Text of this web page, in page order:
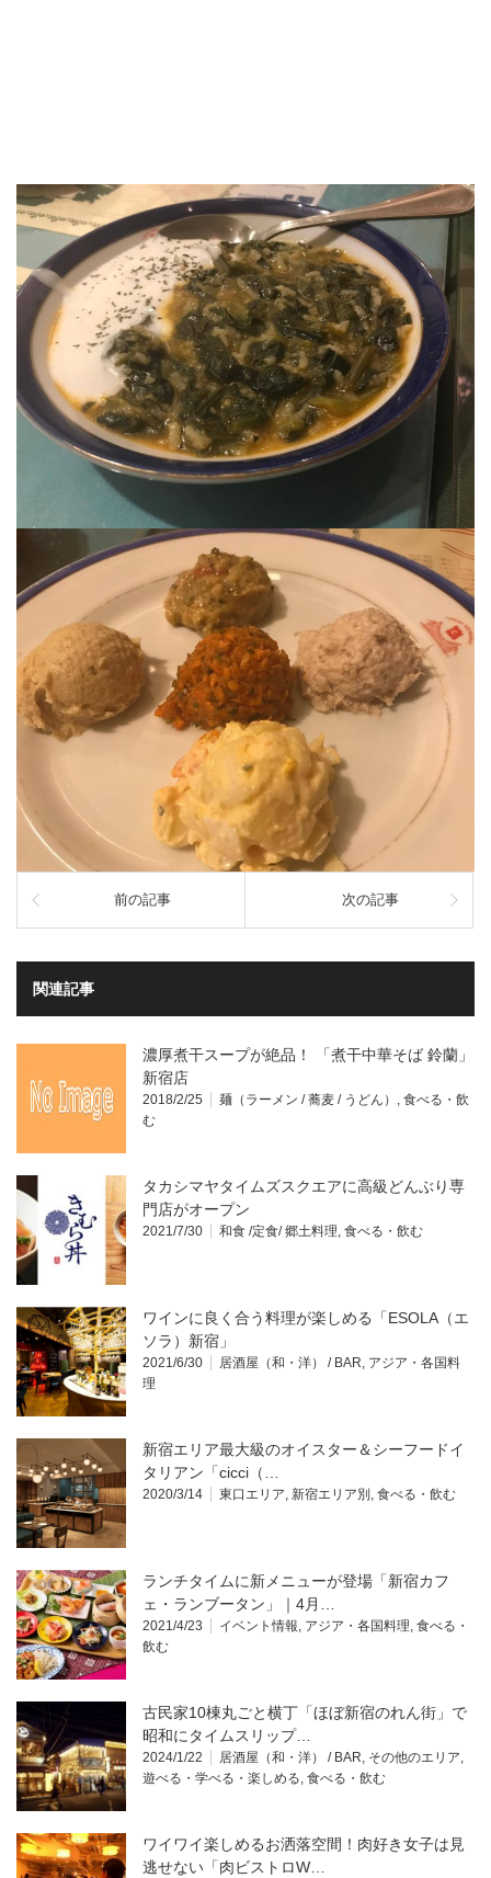
前の記事 次の記事
関連記事
濃厚煮干スープが絶品！ 「煮干中華そば 鈴蘭」
新宿店
2018/2/25 麺（ラーメン / 蕎麦 / うどん） , 食べる・飲
む
タカシマヤタイムズスクエアに高級どんぶり専
門店がオープン
2021/7/30 和食 /定食/ 郷土料理, 食べる・飲む
ワインに良く合う料理が楽しめる「ESOLA（エ
ソラ）新宿」
2021/6/30 居酒屋（和・洋） / BAR, アジア・各国料
理
新宿エリア最大級のオイスター＆シーフードイ
タリアン「cicci（…
2020/3/14 東口エリア, 新宿エリア別 , 食べる・飲む
ランチタイムに新メニューが登場「新宿カフ
ェ・ランブータン」｜4月…
2021/4/23 イベント情報, アジア・各国料理, 食べる・
飲む
古民家10棟丸ごと横丁「ほぼ新宿のれん街」で
昭和にタイムスリップ…
2024/1/22 居酒屋（和・洋） / BAR, その他のエリア,
遊べる・学べる・楽しめる, 食べる・飲む
ワイワイ楽しめるお洒落空間！肉好き女子は見
逃せない「肉ビストロW…